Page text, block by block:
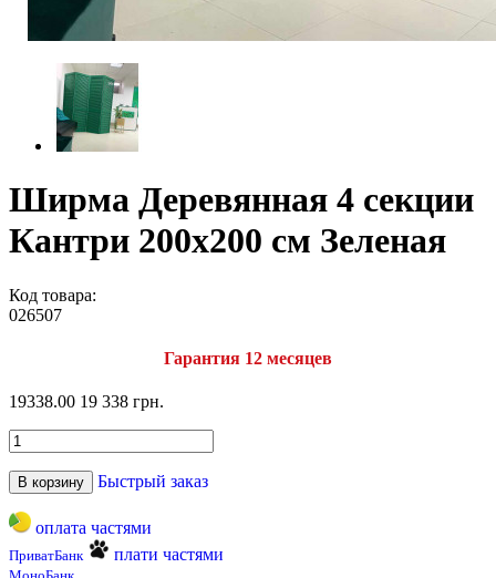
Ширма Деревянная 4 секции
Кантри 200х200 см Зеленая
Код товара:
026507
Гарантия 12 месяцев
19338.00 19 338 грн.
В корзину Быстрый заказ
оплата частями
ПриватБанк плати частями